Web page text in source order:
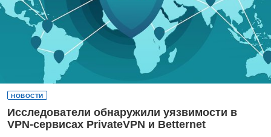
НОВОСТИ
Исследователи обнаружили уязвимости в
VPN-сервисах PrivateVPN и Betternet